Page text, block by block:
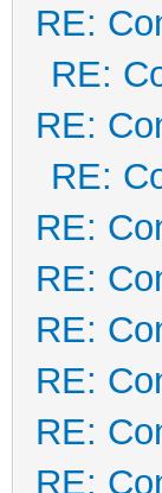
RE:
RE:
RE:
RE:
RE:
RE:
RE:
RE:
RE:
RE: